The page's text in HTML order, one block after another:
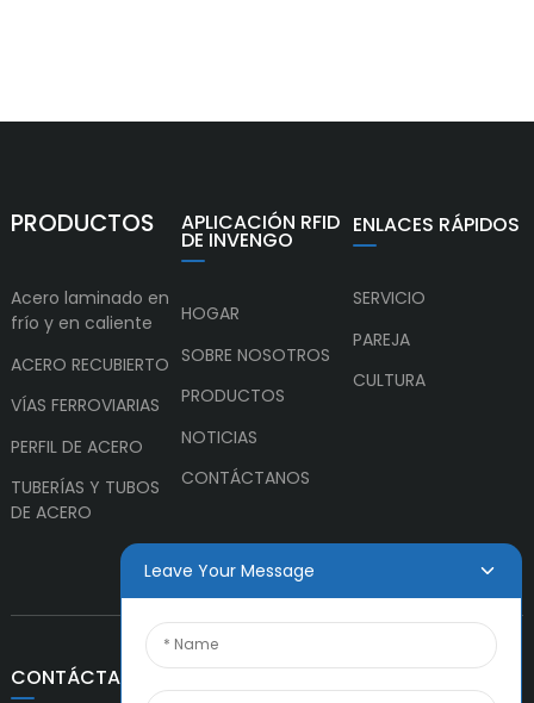
PRODUCTOS
Acero laminado en
frío y en caliente
ACERO RECUBIERTO
VÍAS FERROVIARIAS
PERFIL DE ACERO
TUBERÍAS Y TUBOS
DE ACERO
APLICACIÓN RFID
DE INVENGO
HOGAR
SOBRE NOSOTROS
PRODUCTOS
NOTICIAS
CONTÁCTANOS
ENLACES RÁPIDOS
SERVICIO
PAREJA
CULTURA
CONTÁCTANOS
Leave Your Message